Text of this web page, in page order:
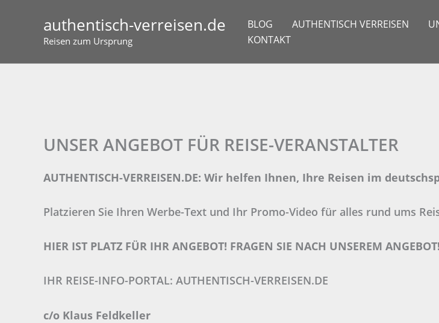
authentisch-verreisen.de
Reisen zum Ursprung
BLOG AUTHENTISCH VERREISEN
KONTAKT
UNSER ANGEBOT FÜR REISE-VERANSTALTER
AUTHENTISCH-VERREISEN.DE: Wir helfen Ihnen, Ihre Reisen im
Platzieren Sie Ihren Werbe-Text und Ihr Promo-Video für alles rund ums
HIER IST PLATZ FÜR IHR ANGEBOT! FRAGEN SIE NACH UNSEREM ANGEBOT!
IHR REISE-INFO-PORTAL: AUTHENTISCH-VERREISEN.DE
c/o Klaus Feldkeller